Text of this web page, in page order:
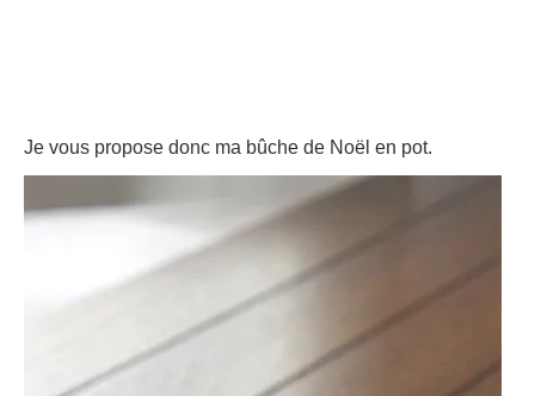
Je vous propose donc ma bûche de Noël en pot.